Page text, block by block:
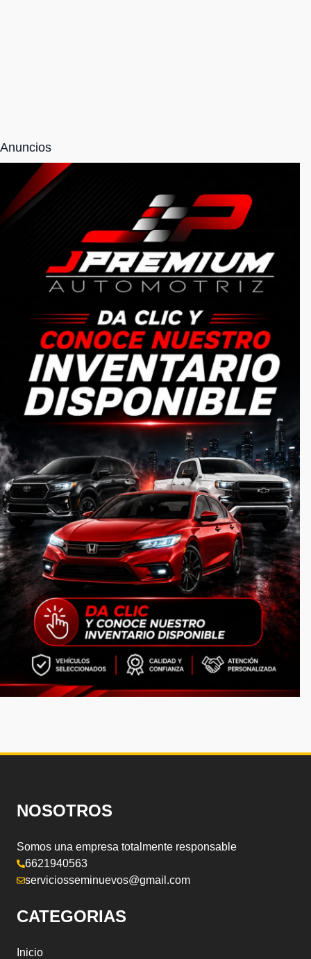
NOSOTROS
Somos una empresa totalmente responsable
6621940563
serviciosseminuevos@gmail.com
CATEGORIAS
Inicio